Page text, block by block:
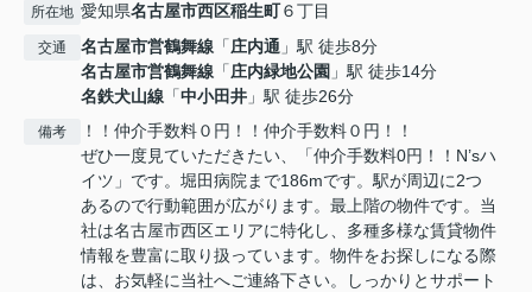
所在地 愛知県名古屋市西区稲生町６丁目
交通 名古屋市営鶴舞線 「庄内通 」駅 徒歩8分
名古屋市営鶴舞線 「庄内緑地公園 」駅 徒歩14分
名鉄犬山線 「中小田井 」駅 徒歩26分
備考
！！仲介手数料０円！！仲介手数料０円！！
ぜひ一度見ていただきたい、「仲介手数料0円！！N’sハ
イツ」です。堀田病院まで186mです。駅が周辺に2つ
あるので行動範囲が広がります。最上階の物件です。当
社は名古屋市西区エリアに特化し、多種多様な賃貸物件
情報を豊富に取り扱っています。物件をお探しになる際
は、お気軽に当社へご連絡下さい。しっかりとサポート